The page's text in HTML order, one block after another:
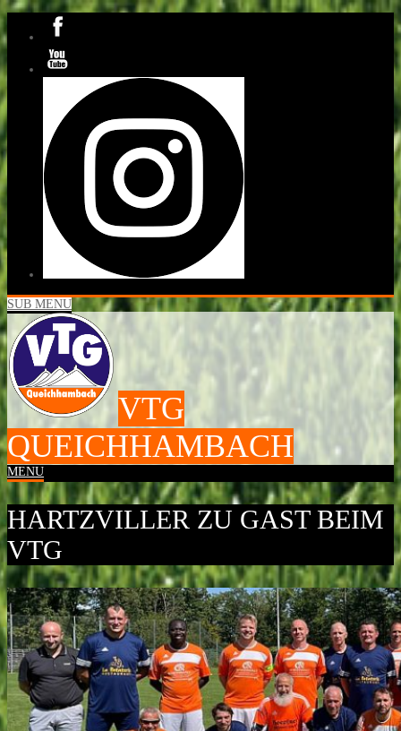
SUB MENU
VTG
QUEICHHAMBACH
MENU
HARTZVILLER ZU GAST BEIM
VTG